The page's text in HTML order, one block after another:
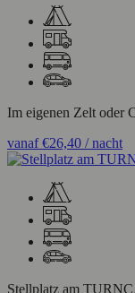
Im eigenen Zelt oder
vanaf€26,40 / nacht
Stellplatz am